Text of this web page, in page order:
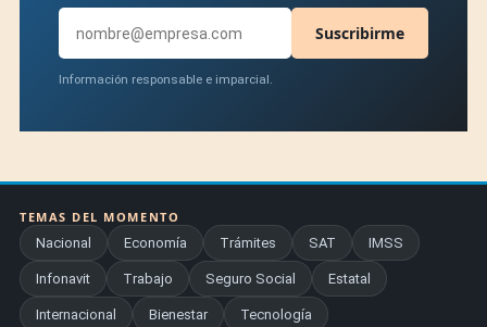
Suscribirme
Información responsable e imparcial.
TEMAS DEL MOMENTO
Nacional
Economía Trámites SAT IMSS
Infonavit Trabajo Seguro Social Estatal
Internacional Bienestar Tecnología